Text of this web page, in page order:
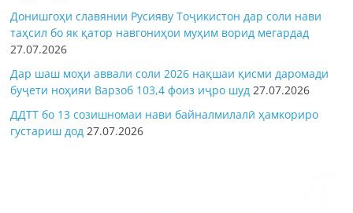
Донишгоҳи славянии Русияву Тоҷикистон дар соли нави
таҳсил бо як қатор навгониҳои муҳим ворид мегардад
27.07.2026
Дар шаш моҳи аввали соли 2026 нақшаи қисми даромади
буҷети ноҳияи Варзоб 103,4 фоиз иҷро шуд 27.07.2026
ДДТТ бо 13 созишномаи нави байналмилалӣ ҳамкориро
густариш дод 27.07.2026